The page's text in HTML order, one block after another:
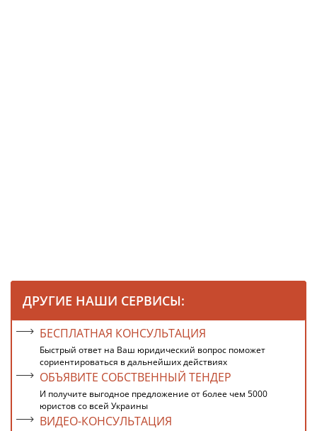
ДРУГИЕ НАШИ СЕРВИСЫ:
БЕСПЛАТНАЯ КОНСУЛЬТАЦИЯ
Быстрый ответ на Ваш юридический вопрос поможет
сориентироваться в дальнейших действиях
ОБЪЯВИТЕ СОБСТВЕННЫЙ ТЕНДЕР
И получите выгодное предложение от более чем 5000
юристов со всей Украины
ВИДЕО-КОНСУЛЬТАЦИЯ